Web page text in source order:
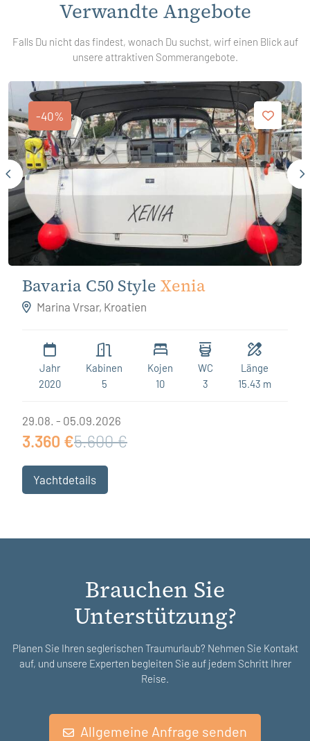
Verwandte Angebote
Falls Du nicht das findest, wonach Du suchst, wirf einen Blick auf
unsere attraktiven Sommerangebote.
-40%
Bavaria C50 Style Xenia
Marina Vrsar, Kroatien
Jahr
2020
Kabinen
5
Kojen
10
WC
3
Länge
15.43 m
29.08. - 05.09.2026
3.360 €5.600 €
Yachtdetails
Brauchen Sie
Unterstützung?
Planen Sie Ihren seglerischen Traumurlaub? Nehmen Sie Kontakt
auf, und unsere Experten begleiten Sie auf jedem Schritt Ihrer
Reise.
Allgemeine Anfrage senden